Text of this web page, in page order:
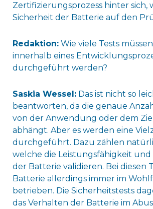
Zertifizierungsprozess hinter sich,
Sicherheit der Batterie auf den
Redaktion:Wie viele Tests
innerhalb eines
durchgeführt werden?
Saskia Wessel:Das ist nicht so
beantworten, da die genaue
von der Anwendung oder dem
abhängt. Aber es werden eine
durchgeführt. Dazu zählen
welche die Leistungsfähigkeit und
der Batterie validieren. Bei diesen
Batterie allerdings immer im
betrieben. Die Sicherheitstests
das Verhalten der Batterie im